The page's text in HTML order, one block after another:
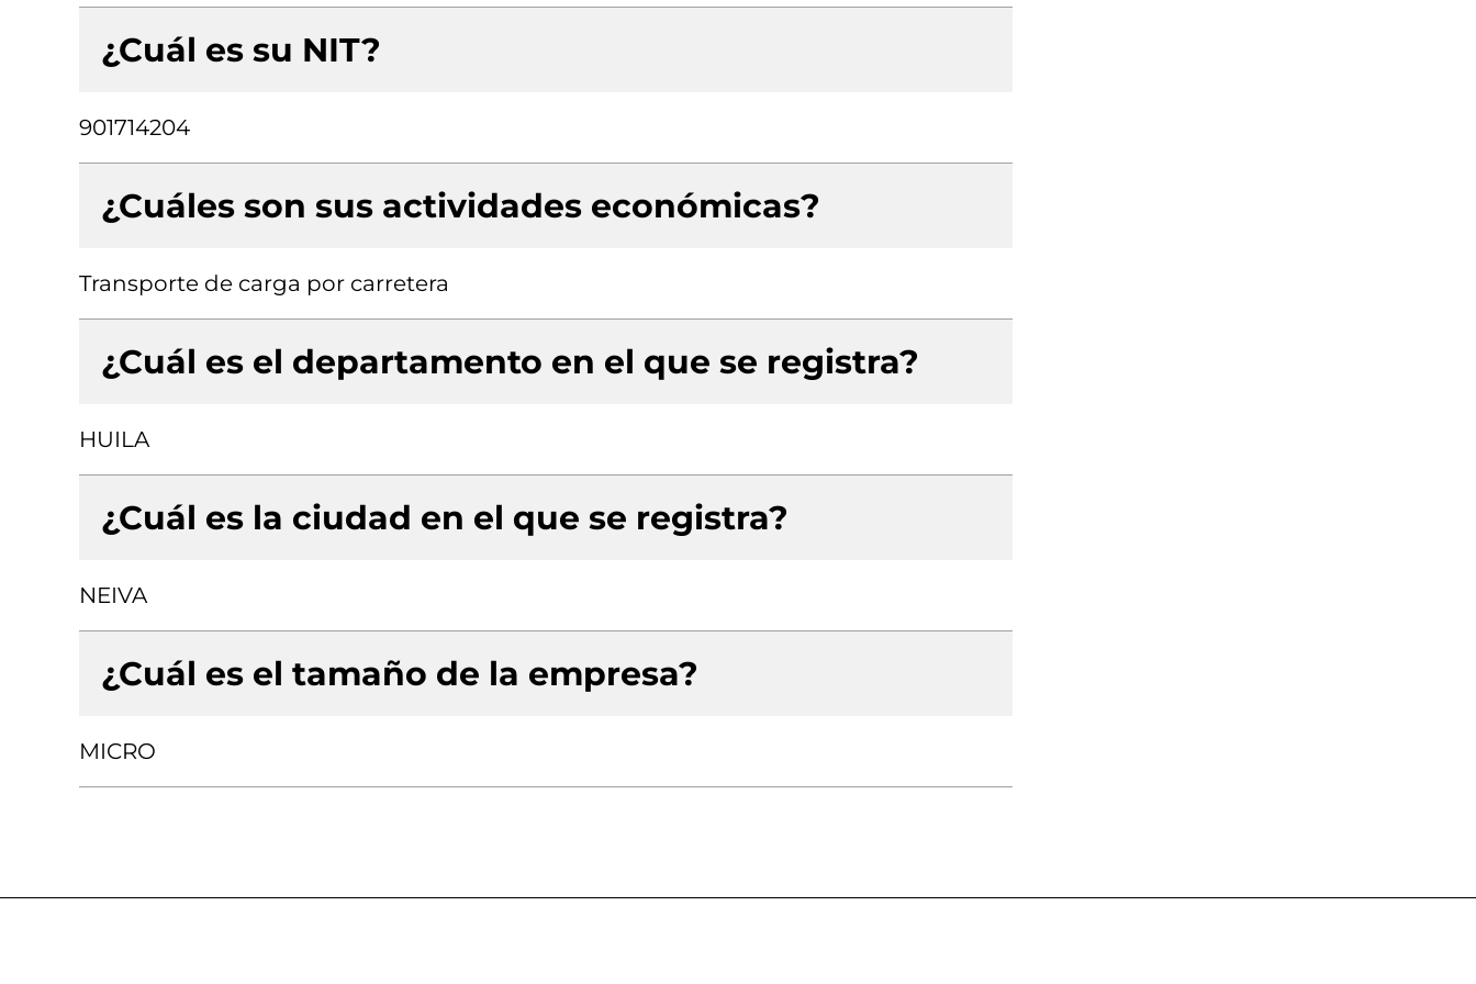
¿Cuál es su NIT?
901714204
¿Cuáles son sus actividades económicas?
Transporte de carga por carretera
¿Cuál es el departamento en el que se registra?
HUILA
¿Cuál es la ciudad en el que se registra?
NEIVA
¿Cuál es el tamaño de la empresa?
MICRO